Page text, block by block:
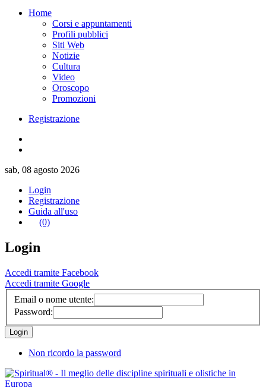
Home
Corsi e appuntamenti
Profili pubblici
Siti Web
Notizie
Cultura
Video
Oroscopo
Promozioni
Registrazione
sab, 08 agosto 2026
Login
Registrazione
Guida all'uso
(0)
Login
Accedi tramite Facebook
Accedi tramite Google
Email o nome utente:
Password:
Non ricordo la password